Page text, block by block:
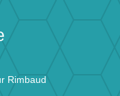
Rimbaud